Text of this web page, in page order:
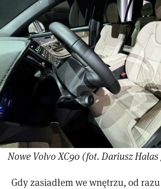
Nowe Volvo XC90 (fot. Dariusz
Gdy zasiadłem we wnętrzu, od razu